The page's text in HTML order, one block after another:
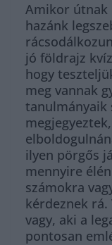
Amikor útnak
hazánk
jó földrajz
hogy
meg vannak
ilyen pörgős
mennyire
számokra
kérdeznek rá.
vagy, aki a
pontosan